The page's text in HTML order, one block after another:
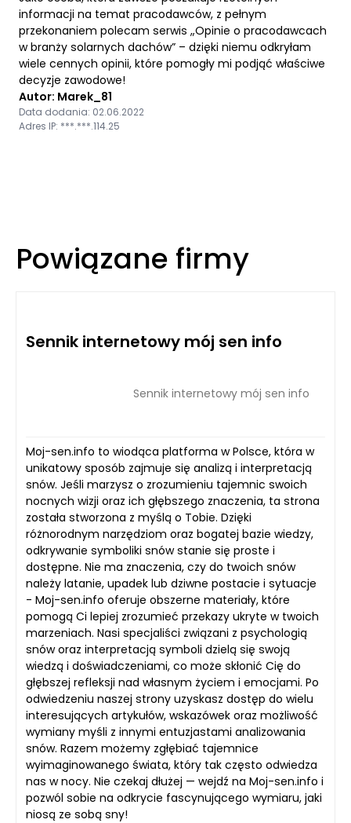
informacji na temat pracodawców, z pełnym
przekonaniem polecam serwis „Opinie o pracodawcach
w branży solarnych dachów” – dzięki niemu odkryłam
wiele cennych opinii, które pomogły mi podjąć właściwe
decyzje zawodowe!
Autor: Marek_81
Data dodania: 02.06.2022
Adres IP: ***.***.114.25
Powiązane firmy
Sennik internetowy mój sen info
Sennik internetowy mój sen info
Moj-sen.info to wiodąca platforma w Polsce, która w
unikatowy sposób zajmuje się analizą i interpretacją
snów. Jeśli marzysz o zrozumieniu tajemnic swoich
nocnych wizji oraz ich głębszego znaczenia, ta strona
została stworzona z myślą o Tobie. Dzięki
różnorodnym narzędziom oraz bogatej bazie wiedzy,
odkrywanie symboliki snów stanie się proste i
dostępne. Nie ma znaczenia, czy do twoich snów
należy latanie, upadek lub dziwne postacie i sytuacje
- Moj-sen.info oferuje obszerne materiały, które
pomogą Ci lepiej zrozumieć przekazy ukryte w twoich
marzeniach. Nasi specjaliści związani z psychologią
snów oraz interpretacją symboli dzielą się swoją
wiedzą i doświadczeniami, co może skłonić Cię do
głębszej refleksji nad własnym życiem i emocjami. Po
odwiedzeniu naszej strony uzyskasz dostęp do wielu
interesujących artykułów, wskazówek oraz możliwość
wymiany myśli z innymi entuzjastami analizowania
snów. Razem możemy zgłębiać tajemnice
wyimaginowanego świata, który tak często odwiedza
nas w nocy. Nie czekaj dłużej — wejdź na Moj-sen.info i
pozwól sobie na odkrycie fascynującego wymiaru, jaki
niosą ze sobą sny!